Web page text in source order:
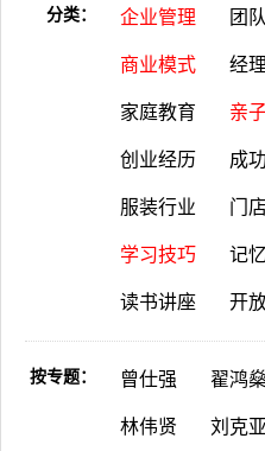
分类： 企业管理 团
商业模式 经
家庭教育 亲
创业经历 成
服装行业 门
学习技巧 记
读书讲座 开
按专题： 曾仕强 翟鸿燊
林伟贤 刘克亚